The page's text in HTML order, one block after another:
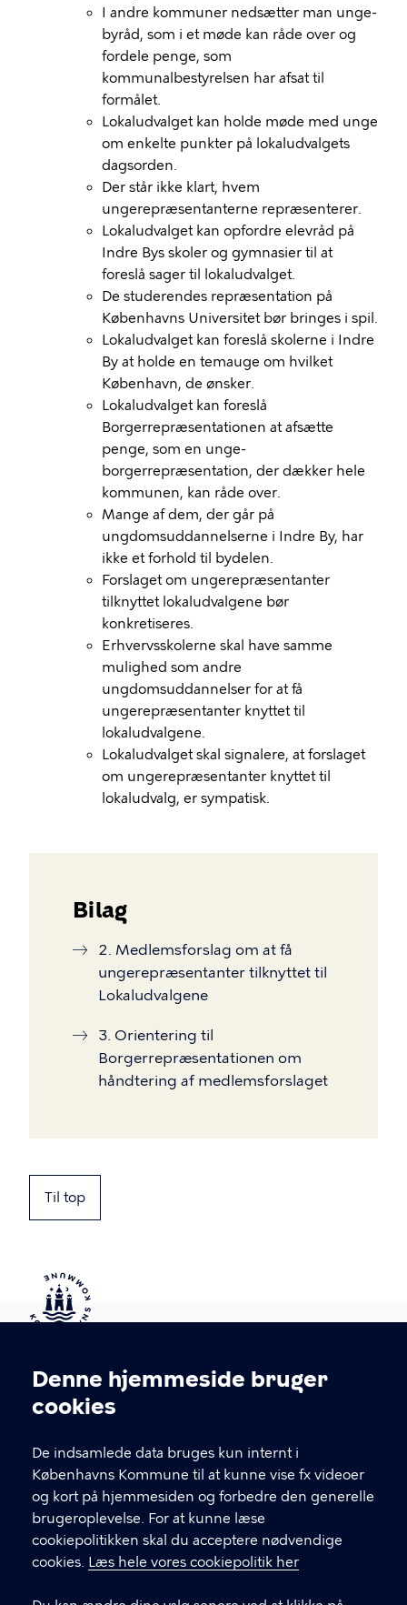
Cookieindstillinger
Denne hjemmeside bruger
cookies
De indsamlede data bruges kun internt i
Københavns Kommune til at kunne vise fx videoer
og kort på hjemmesiden og forbedre den generelle
brugeroplevelse. For at kunne læse
cookiepolitikken skal du acceptere nødvendige
cookies. Læs hele vores cookiepolitik her
I andre kommuner nedsætter man unge-
byråd, som i et møde kan råde over og
fordele penge, som
kommunalbestyrelsen har afsat til
formålet.
Lokaludvalget kan holde møde med unge
om enkelte punkter på lokaludvalgets
dagsorden.
Der står ikke klart, hvem
ungerepræsentanterne repræsenterer.
Lokaludvalget kan opfordre elevråd på
Indre Bys skoler og gymnasier til at
foreslå sager til lokaludvalget.
De studerendes repræsentation på
Københavns Universitet bør bringes i spil.
Lokaludvalget kan foreslå skolerne i Indre
By at holde en temauge om hvilket
København, de ønsker.
Lokaludvalget kan foreslå
Borgerrepræsentationen at afsætte
penge, som en unge-
borgerrepræsentation, der dækker hele
kommunen, kan råde over.
Mange af dem, der går på
ungdomsuddannelserne i Indre By, har
ikke et forhold til bydelen.
Forslaget om ungerepræsentanter
tilknyttet lokaludvalgene bør
konkretiseres.
Erhvervsskolerne skal have samme
mulighed som andre
ungdomsuddannelser for at få
ungerepræsentanter knyttet til
lokaludvalgene.
Lokaludvalget skal signalere, at forslaget
om ungerepræsentanter knyttet til
lokaludvalg, er sympatisk.
Bilag
2. Medlemsforslag om at få
ungerepræsentanter tilknyttet til
Lokaludvalgene
3. Orientering til
Borgerrepræsentationen om
håndtering af medlemsforslaget
Til top
Kontakt Københavns Kommune
T
fFind andre kontakter her
CVR-nummer64942212
GENVEJE